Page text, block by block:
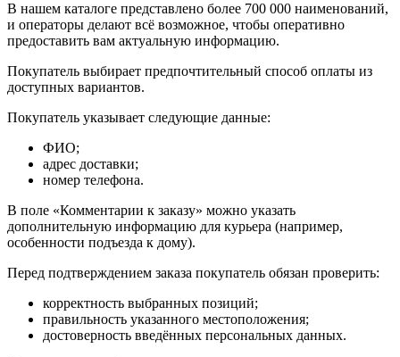
В нашем каталоге представлено более 700 000 наименований,
и операторы делают всё возможное, чтобы оперативно
предоставить вам актуальную информацию.
Покупатель выбирает предпочтительный способ оплаты из
доступных вариантов.
Покупатель указывает следующие данные:
ФИО;
адрес доставки;
номер телефона.
В поле «Комментарии к заказу» можно указать
дополнительную информацию для курьера (например,
особенности подъезда к дому).
Перед подтверждением заказа покупатель обязан проверить:
корректность выбранных позиций;
правильность указанного местоположения;
достоверность введённых персональных данных.